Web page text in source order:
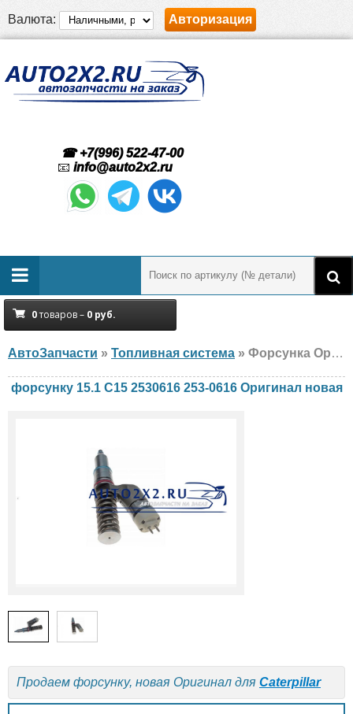
Валюта: Авторизация
☎ +7(996) 522-47-00
📧 info@auto2x2.ru
0товаров – 0 руб.
АвтоЗапчасти » Топливная система » Форсунка Оригинал 15.1 C15 2530616 253-0616 Caterpillar, новая
форсунку 15.1 C15 2530616 253-0616 Оригинал новая
Продаем форсунку, новая Оригинал для Caterpillar